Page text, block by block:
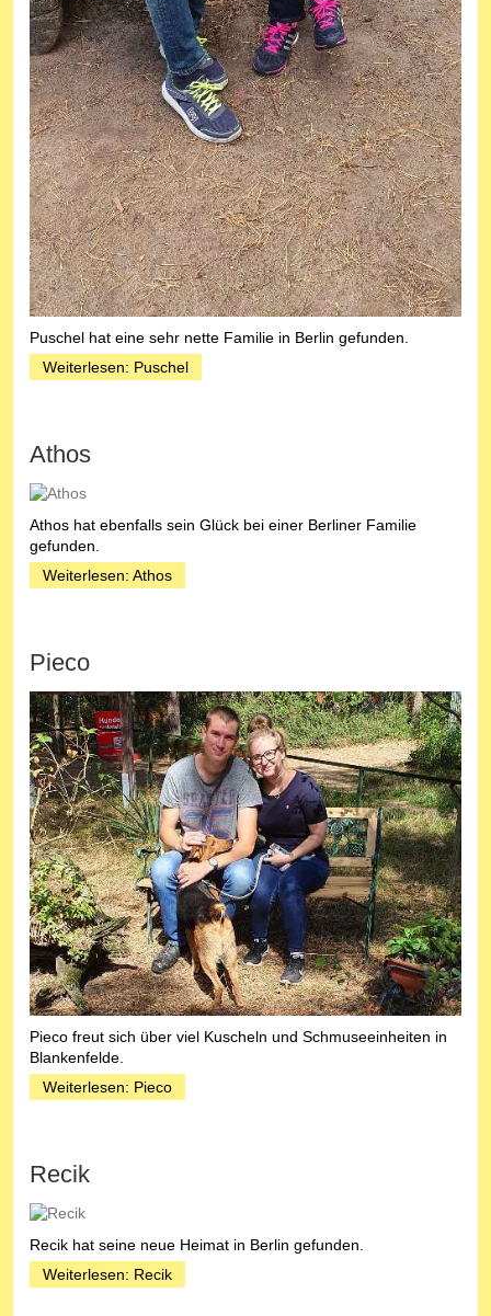
Puschel hat eine sehr nette Familie in Berlin gefunden.
Weiterlesen: Puschel
Athos
Athos hat ebenfalls sein Glück bei einer Berliner Familie
gefunden.
Weiterlesen: Athos
Pieco
Pieco freut sich über viel Kuscheln und Schmuseeinheiten in
Blankenfelde.
Weiterlesen: Pieco
Recik
Recik hat seine neue Heimat in Berlin gefunden.
Weiterlesen: Recik